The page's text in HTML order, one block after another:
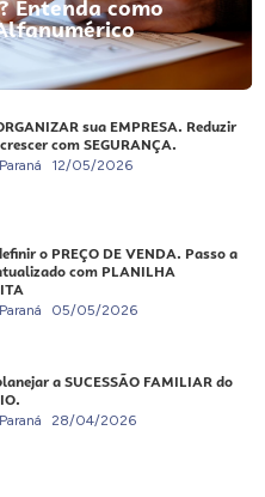
Entenda como
sua EMPRESA. Reduzir
com SEGURANÇA.
12/05/2026
o PREÇO DE VENDA. Passo a
com PLANILHA
05/05/2026
a SUCESSÃO FAMILIAR do
28/04/2026